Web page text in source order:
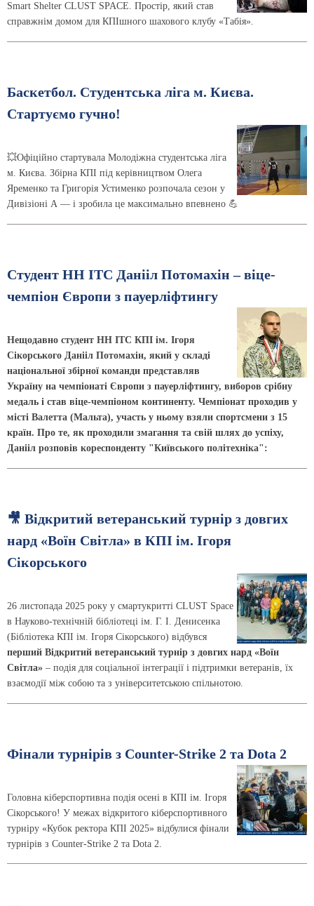
Smart Shelter CLUST SPACE. Простір, який став
справжнім домом для КПІшного шахового клубу «Табія».
Баскетбол. Студентська ліга м. Києва.
Стартуємо гучно!
💥Офіційно стартувала Молодіжна студентська ліга
м. Києва. Збірна КПІ під керівництвом Олега
Яременко та Григорія Устименко розпочала сезон у
Дивізіоні А — і зробила це максимально впевнено 💪
Студент НН ІТС Данііл Потомахін – віце-
чемпіон Європи з пауерліфтингу
Нещодавно студент НН ІТС КПІ ім. Ігоря
Сікорського Данііл Потомахін, який у складі
національної збірної команди представляв
Україну на чемпіонаті Європи з пауерліфтингу, виборов срібну
медаль і став віце-чемпіоном континенту. Чемпіонат проходив у
місті Валетта (Мальта), участь у ньому взяли спортсмени з 15
країн. Про те, як проходили змагання та свій шлях до успіху,
Данііл розповів кореспонденту "Київського політехніка":
🎥 Відкритий ветеранський турнір з довгих
нард «Воїн Світла» в КПІ ім. Ігоря
Сікорського
26 листопада 2025 року у смартукритті CLUST Space
в Науково-технічній бібліотеці ім. Г. І. Денисенка
(Бібліотека КПІ ім. Ігоря Сікорського) відбувся
перший Відкритий ветеранський турнір з довгих нард «Воїн
Світла» – подія для соціальної інтеграції і підтримки ветеранів, їх
взаємодії між собою та з університетською спільнотою.
Фінали турнірів з Counter-Strike 2 та Dota 2
Головна кіберспортивна подія осені в КПІ ім. Ігоря
Сікорського! У межах відкритого кіберспортивного
турніру «Кубок ректора КПІ 2025» відбулися фінали
турнірів з Counter-Strike 2 та Dota 2.